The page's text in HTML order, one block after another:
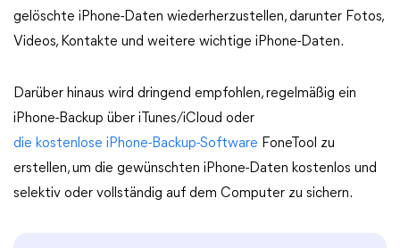
gelöschte iPhone-Daten wiederherzustellen, darunter Fotos,
Videos, Kontakte und weitere wichtige iPhone-Daten.
Darüber hinaus wird dringend empfohlen, regelmäßig ein
iPhone-Backup über iTunes/iCloud oder
die kostenlose iPhone-Backup-Software FoneTool zu
erstellen, um die gewünschten iPhone-Daten kostenlos und
selektiv oder vollständig auf dem Computer zu sichern.